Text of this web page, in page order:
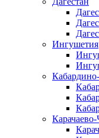
Ингушетия